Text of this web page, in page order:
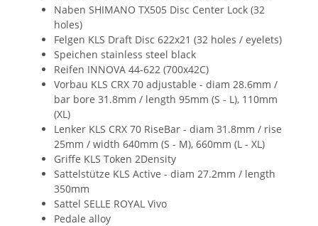
Naben SHIMANO TX505 Disc Center Lock (32
holes)
Felgen KLS Draft Disc 622x21 (32 holes / eyelets)
Speichen stainless steel black
Reifen INNOVA 44-622 (700x42C)
Vorbau KLS CRX 70 adjustable - diam 28.6mm /
bar bore 31.8mm / length 95mm (S - L), 110mm
(XL)
Lenker KLS CRX 70 RiseBar - diam 31.8mm / rise
25mm / width 640mm (S - M), 660mm (L - XL)
Griffe KLS Token 2Density
Sattelstütze KLS Active - diam 27.2mm / length
350mm
Sattel SELLE ROYAL Vivo
Pedale alloy